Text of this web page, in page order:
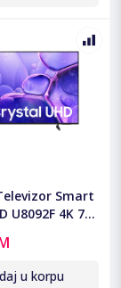
Smart
U8092F 4K 75"
u korpu